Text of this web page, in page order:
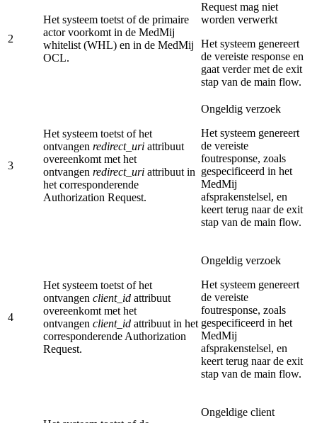
2
Het systeem toetst of de primaire
actor voorkomt in de MedMij
whitelist (WHL) en in de MedMij
OCL.
Request mag niet
worden verwerkt
Het systeem genereert
de vereiste response en
gaat verder met de exit
stap van de main flow.
3
Het systeem toetst of het
ontvangen redirect_uri attribuut
overeenkomt met het
ontvangen redirect_uri attribuut in
het corresponderende
Authorization Request.
Ongeldig verzoek
Het systeem genereert
de vereiste
foutresponse, zoals
gespecificeerd in het
MedMij
afsprakenstelsel, en
keert terug naar de exit
stap van de main flow.
4
Het systeem toetst of het
ontvangen client_id attribuut
overeenkomt met het
ontvangen client_id attribuut in het
corresponderende Authorization
Request.
Ongeldig verzoek
Het systeem genereert
de vereiste
foutresponse, zoals
gespecificeerd in het
MedMij
afsprakenstelsel, en
keert terug naar de exit
stap van de main flow.
Ongeldige client